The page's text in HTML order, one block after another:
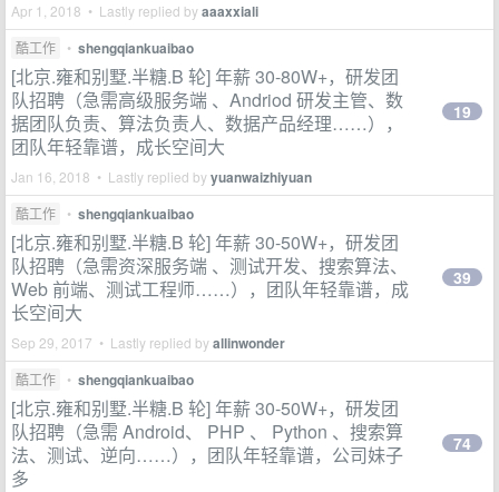
Apr 1, 2018 • Lastly replied byaaaxxiali
酷工作 • shengqiankuaibao
[北京.雍和别墅.半糖.B 轮] 年薪 30-80W+，研发团
队招聘（急需高级服务端 、Andriod 研发主管、数
据团队负责、算法负责人、数据产品经理……），
团队年轻靠谱，成长空间大
Jan 16, 2018 • Lastly replied byyuanwaizhiyuan
19
酷工作 • shengqiankuaibao
[北京.雍和别墅.半糖.B 轮] 年薪 30-50W+，研发团
队招聘（急需资深服务端 、测试开发、搜索算法、
Web 前端、测试工程师……），团队年轻靠谱，成
长空间大
Sep 29, 2017 • Lastly replied byallinwonder
39
酷工作 • shengqiankuaibao
[北京.雍和别墅.半糖.B 轮] 年薪 30-50W+，研发团
队招聘（急需 Android、 PHP 、 Python 、搜索算
法、测试、逆向……），团队年轻靠谱，公司妹子
多
74